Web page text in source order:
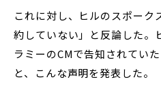
これに対し、ヒルのスポーク
約していない」と反論した。
ラミーのCMで告知されてい
と、こんな声明を発表した。